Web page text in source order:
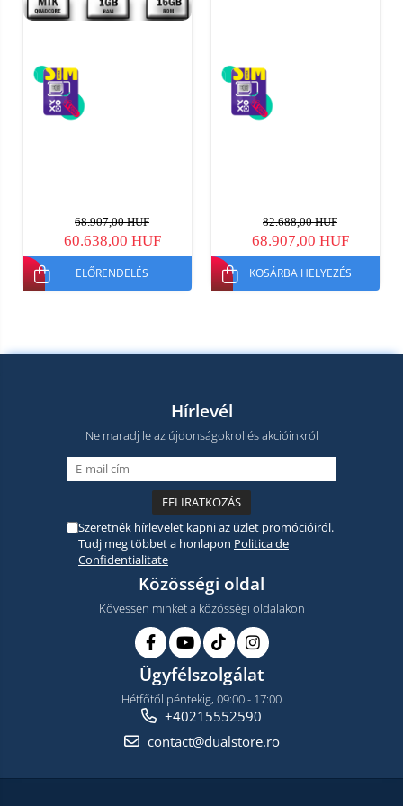
68.907,00 HUF
60.638,00 HUF
ELŐRENDELÉS
82.688,00 HUF
68.907,00 HUF
KOSÁRBA HELYEZÉS
Hírlevél
Ne maradj le az újdonságokrol és akcióinkról
Szeretnék hírlevelet kapni az üzlet promócióiról.
Tudj meg többet a honlapon Politica de
Confidentialitate
Közösségi oldal
Kövessen minket a közösségi oldalakon
Ügyfélszolgálat
Hétfőtől péntekig, 09:00 - 17:00
+40215552590
contact@dualstore.ro